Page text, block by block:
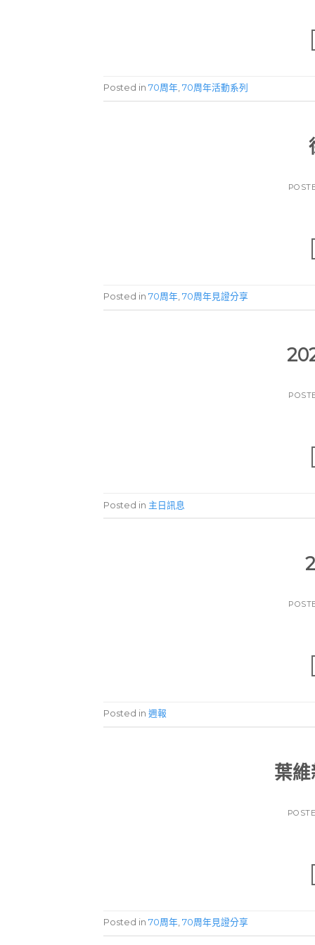
Posted in 70周年, 70周年活動系列
Posted in 70周年, 70周年見證分享
Posted in 主日訊息
Posted in 週報
葉
Posted in 70周年, 70周年見證分享